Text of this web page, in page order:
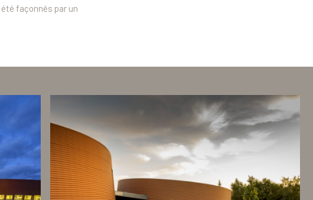
façonnés par un